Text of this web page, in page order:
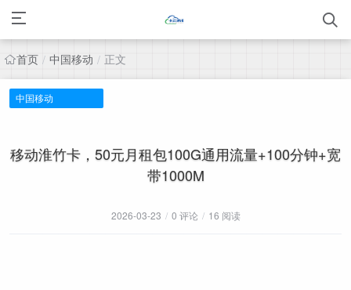
首页 / 中国移动 / 正文
中国移动
移动淮竹卡，50元月租包100G通用流量+100分钟+宽
带1000M
2026-03-23 / 0 评论 / 16 阅读